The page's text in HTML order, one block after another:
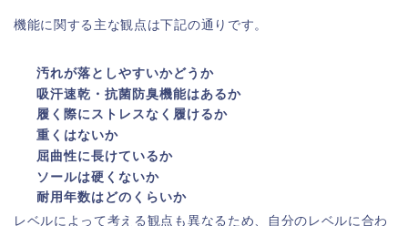
機能に関する主な観点は下記の通りです。
汚れが落としやすいかどうか
吸汗速乾・抗菌防臭機能はあるか
履く際にストレスなく履けるか
重くはないか
屈曲性に長けているか
ソールは硬くないか
耐用年数はどのくらいか
レベルによって考える観点も異なるため、自分のレベルに合わ